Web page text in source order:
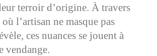
terroir d’origine. À travers
l’artisan ne masque pas
ces nuances se jouent à
vendange.